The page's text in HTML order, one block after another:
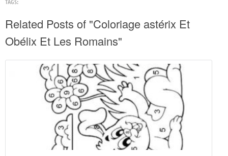
TAGS:
Related Posts of "Coloriage astérix Et
Obélix Et Les Romains"